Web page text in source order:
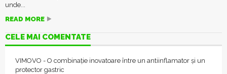
unde...
READ MORE
CELE MAI COMENTATE
VIMOVO - O combinație inovatoare între un antiinflamator și un
protector gastric